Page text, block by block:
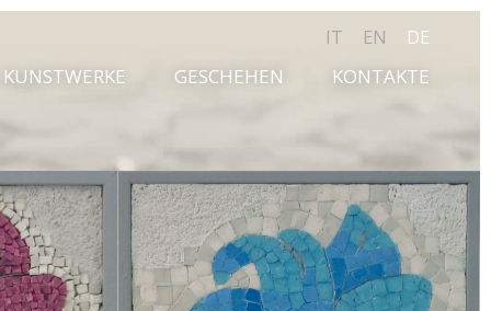
KUNSTWERKE GESCHEHEN KONTAKTE
IT EN DE